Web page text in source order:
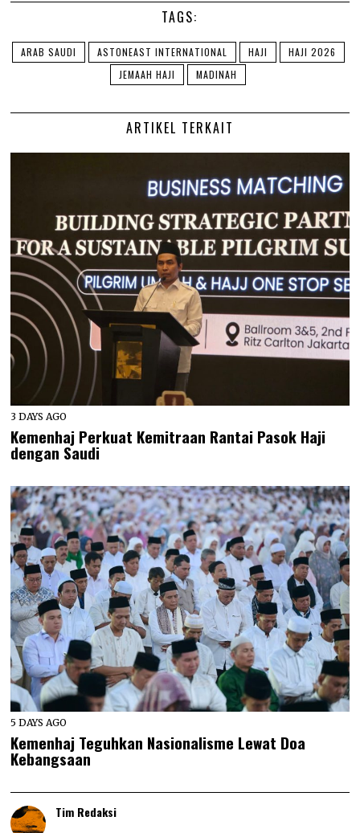
TAGS:
ARAB SAUDI ASTONEAST INTERNATIONAL HAJI
HAJI 2026
JEMAAH HAJI
MADINAH
ARTIKEL TERKAIT
3 DAYS AGO
Kemenhaj Perkuat Kemitraan Rantai Pasok Haji
dengan Saudi
5 DAYS AGO
Kemenhaj Teguhkan Nasionalisme Lewat Doa
Kebangsaan
Tim Redaksi